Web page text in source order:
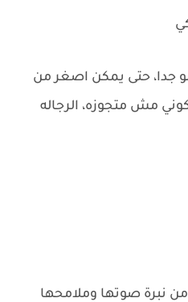
جدا، حتى يمكن اصغر من
مش متجوزه، الرجاله
نبرة صوتها وملامحها